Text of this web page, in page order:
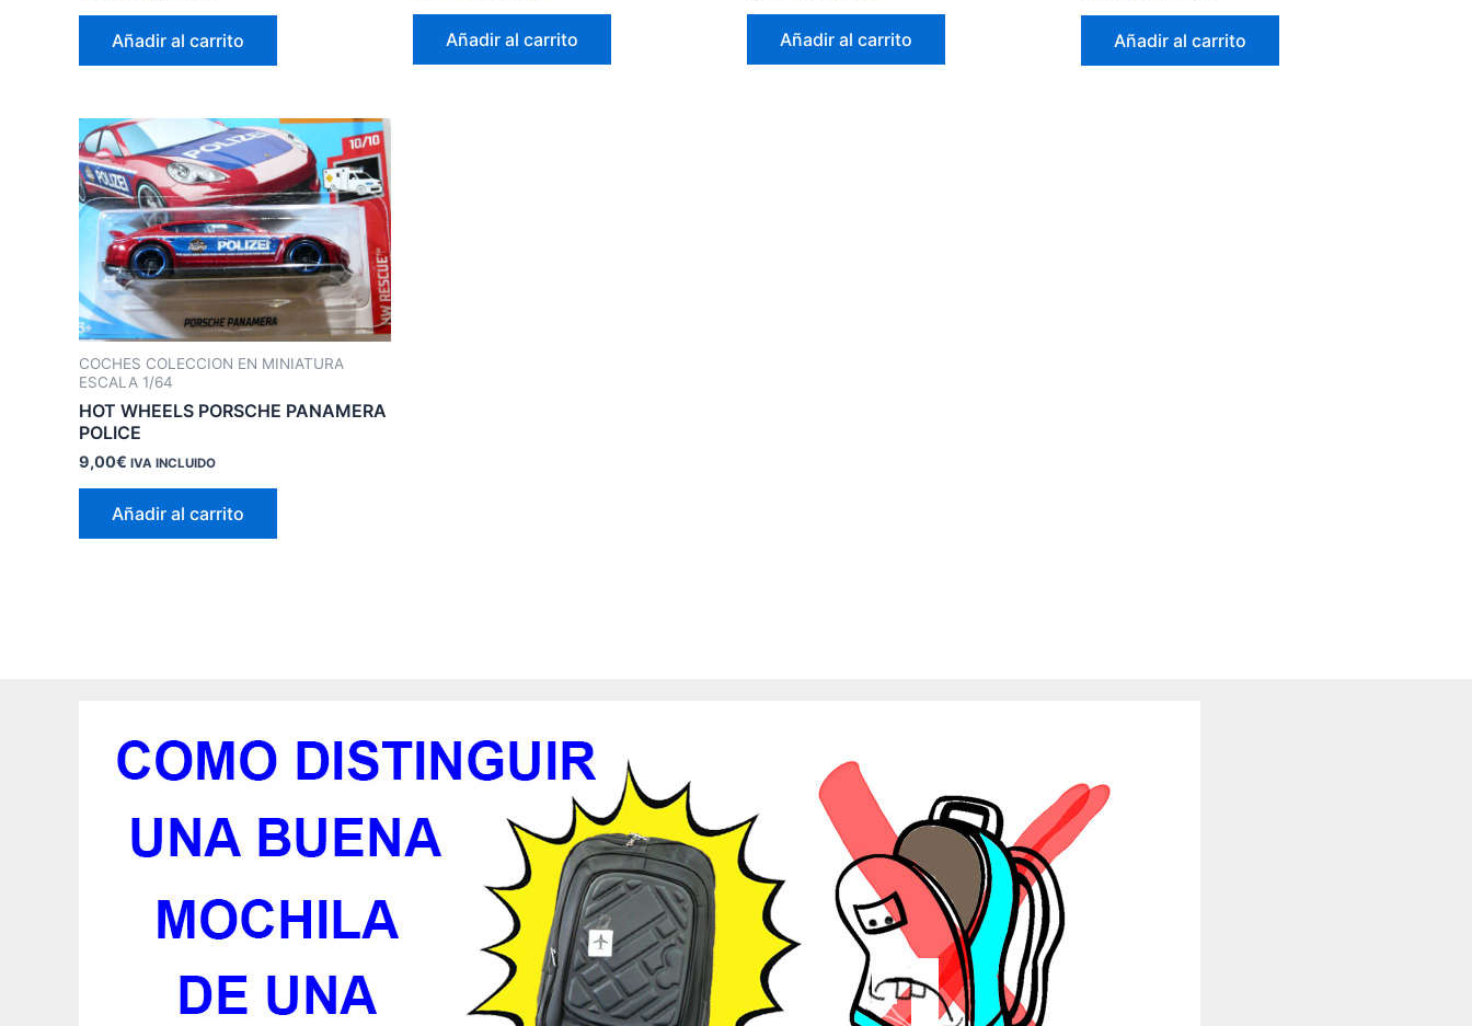
Añadir al carrito Añadir al carrito Añadir al carrito Añadir al carrito
COCHES COLECCION EN MINIATURA
ESCALA 1/64
HOT WHEELS PORSCHE PANAMERA
POLICE
9,00€ IVA INCLUIDO
Añadir al carrito